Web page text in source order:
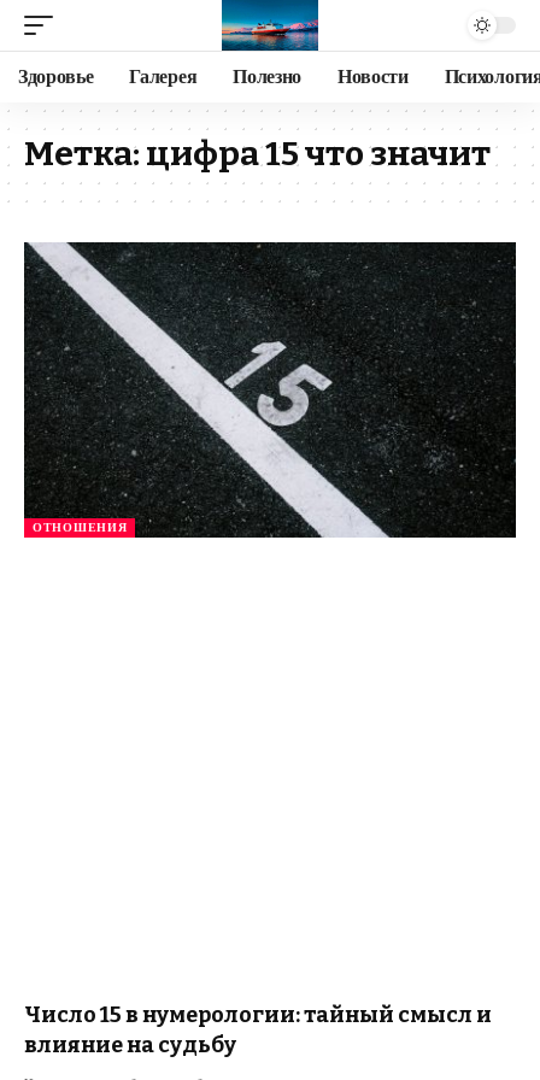
Здоровье Галерея Полезно Новости
Метка: цифра 15 что значит
ОТНОШЕНИЯ
Число 15 в нумерологии: тайный смысл и
влияние на судьбу